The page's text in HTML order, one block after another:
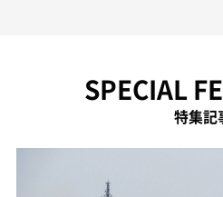
SPECIAL
特集記